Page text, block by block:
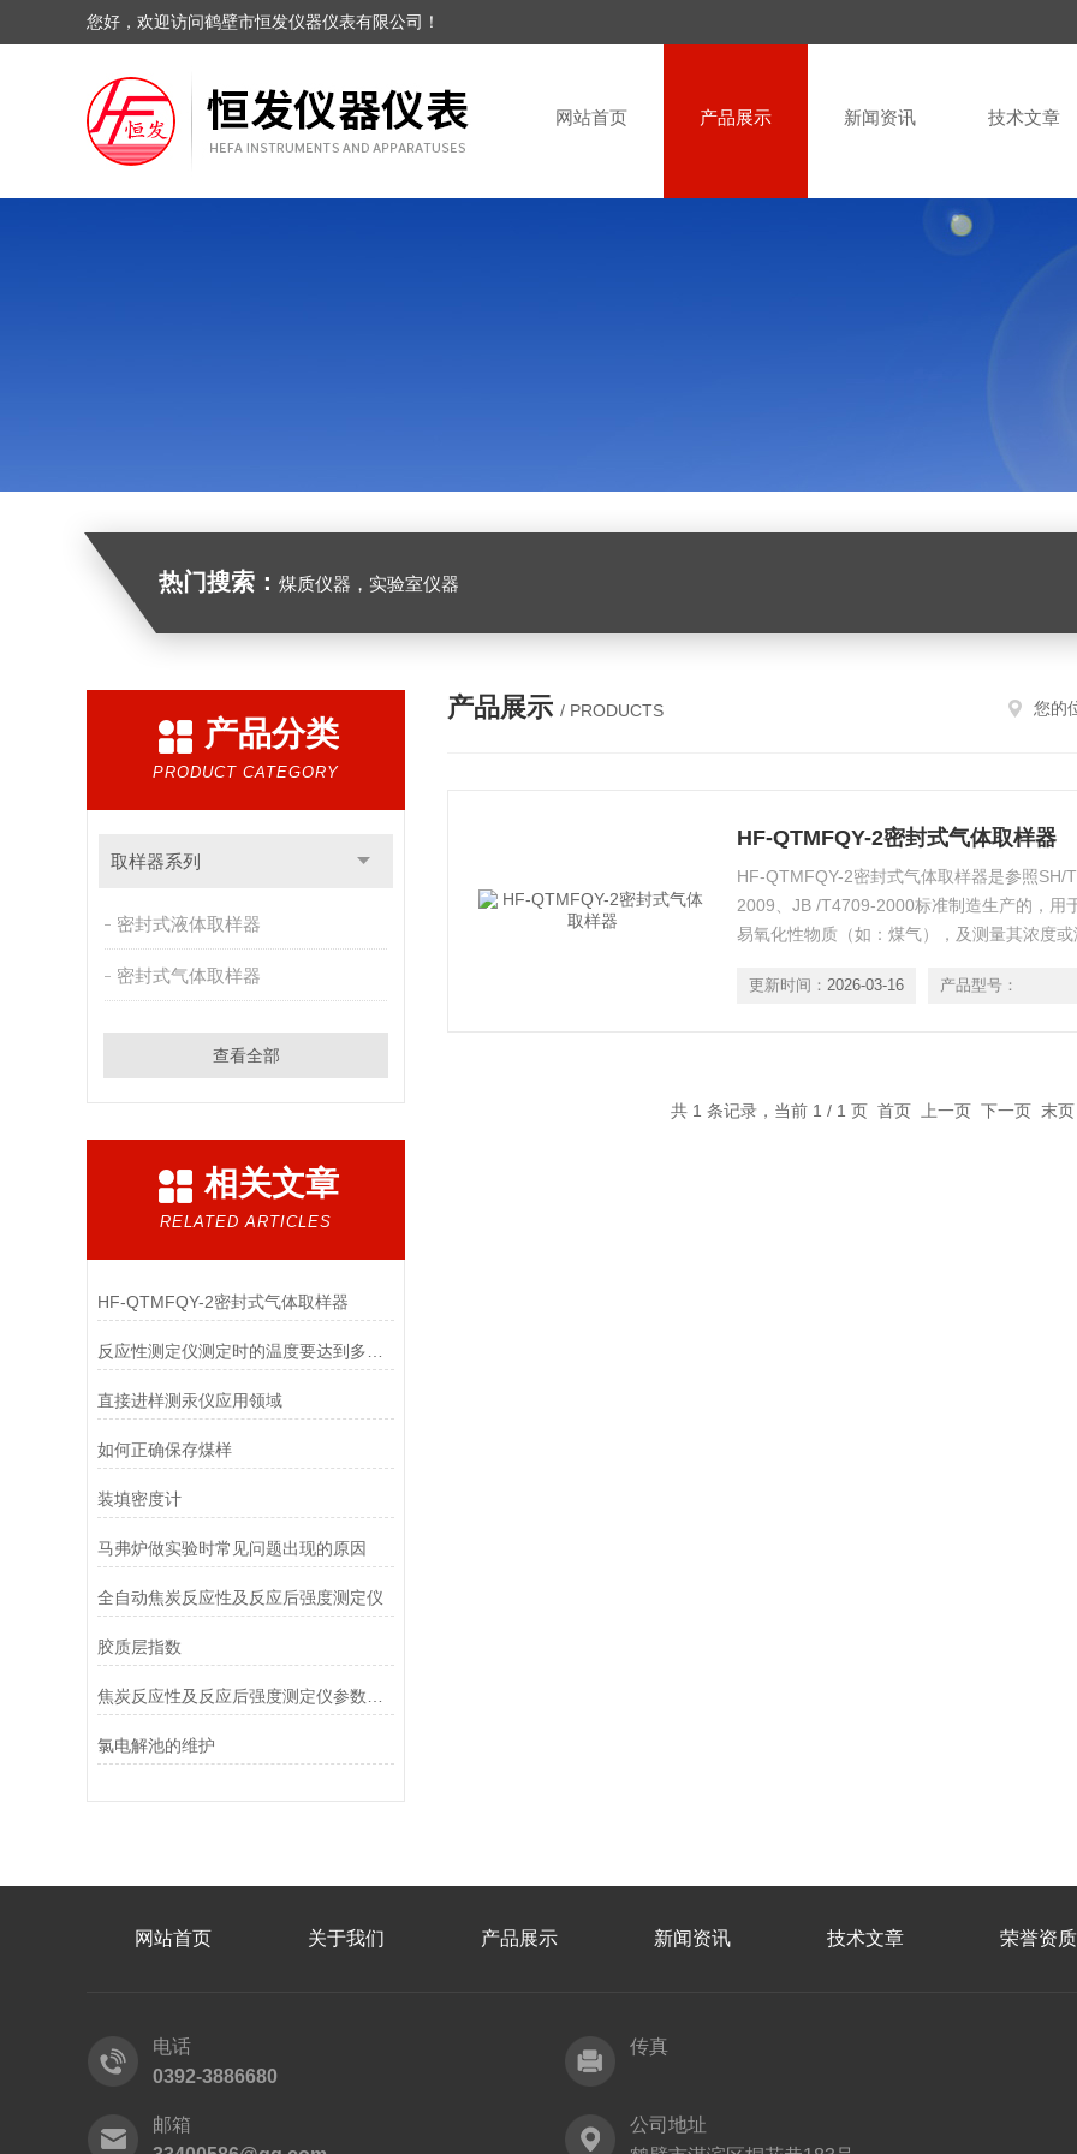
您好，欢迎访问鹤壁市恒发仪器仪表有限公司！
网站首页 产品展示 新闻资讯 技术文章
热门搜索： 煤质仪器，实验室仪器
产品分类
PRODUCT CATEGORY
取样器系列
密封式液体取样器
密封式气体取样器
查看全部
相关文章
RELATED ARTICLES
HF-QTMFQY-2密封式气体取样器
直接进样测汞仪应用领域
如何正确保存煤样
装填密度计
马弗炉做实验时常见问题出现的原因
全自动焦炭反应性及反应后强度测定仪
胶质层指数
氯电解池的维护
产品展示 / PRODUCTS 您的
HF-QTMFQY-2密封式气体取样器
HF-QTMFQY-2密封式气体取样器是参照SH/
2009、JB /T4709-2000标准制造生产的，用
易氧化性物质（如：煤气），及测量其浓度
接头等组成。
更新时间： 2026-03-16
产品型号：
共 1 条记录，当前 1 / 1 页 首页 上一页 下一页 末
网站首页 关于我们 产品展示 新闻资讯 技术文章 荣誉资质
电话
0392-3886680
传真
邮箱
公司地址